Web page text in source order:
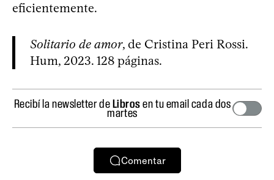
eficientemente.
Solitario de amor, de Cristina Peri Rossi.
Hum, 2023. 128 páginas.
Recibí la newsletter deLibrosen tu email cada dos
martes
Comentar